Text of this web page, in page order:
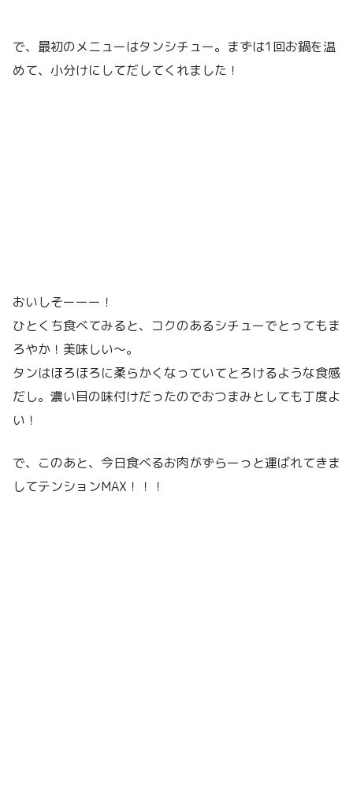
で、最初のメニューはタンシチュー。まずは1回お鍋を温
めて、小分けにしてだしてくれました！
おいしそーーー！
ひとくち食べてみると、コクのあるシチューでとってもま
ろやか！美味しい〜。
タンはほろほろに柔らかくなっていてとろけるような食感
だし。濃い目の味付けだったのでおつまみとしても丁度よ
い！
で、このあと、今日食べるお肉がずらーっと運ばれてきま
してテンションMAX！！！